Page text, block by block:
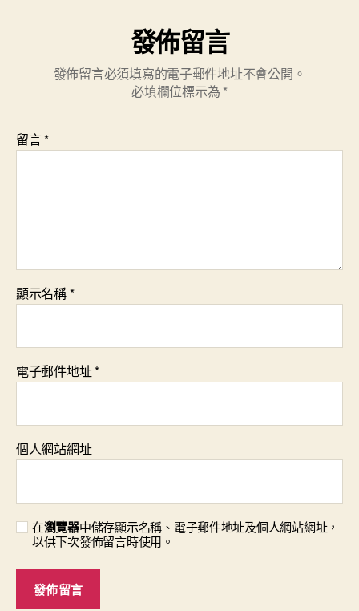
發佈留言
發佈留言必須填寫的電子郵件地址不會公開。
必填欄位標示為 *
留言*
顯示名稱*
電子郵件地址*
個人網站網址
在瀏覽器中儲存顯示名稱、電子郵件地址及個人網站網址，
以供下次發佈留言時使用。